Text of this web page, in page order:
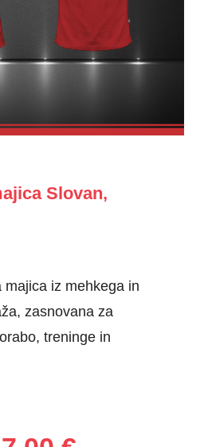
Slovan,
majica iz mehkega in
zasnovana za
treninge in